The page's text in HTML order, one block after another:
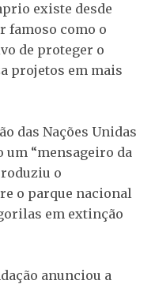
existe desde
famoso como o
de proteger o
projetos em mais
das Nações Unidas
um “mensageiro da
o
o parque nacional
em extinção
anunciou a